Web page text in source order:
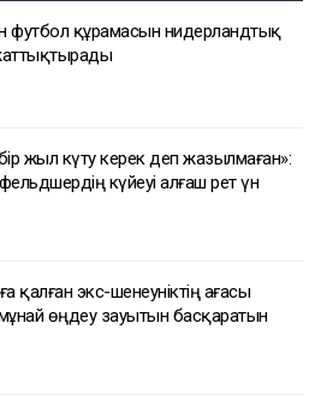
футбол құрамасын нидерландтық
жыл күту керек деп жазылмаған»:
күйеуі алғаш рет үн
қалған экс-шенеуніктің ағасы
өңдеу зауытын басқаратын